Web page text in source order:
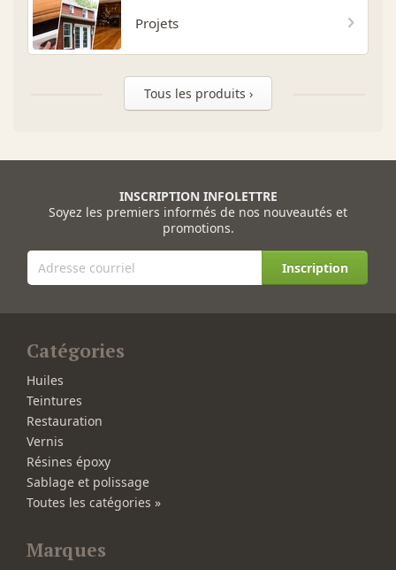
Projets
Tous les produits ›
INSCRIPTION INFOLETTRE
Soyez les premiers informés de nos nouveautés et
promotions.
Inscription
Catégories
Huiles
Teintures
Restauration
Vernis
Résines époxy
Sablage et polissage
Toutes les catégories »
Marques